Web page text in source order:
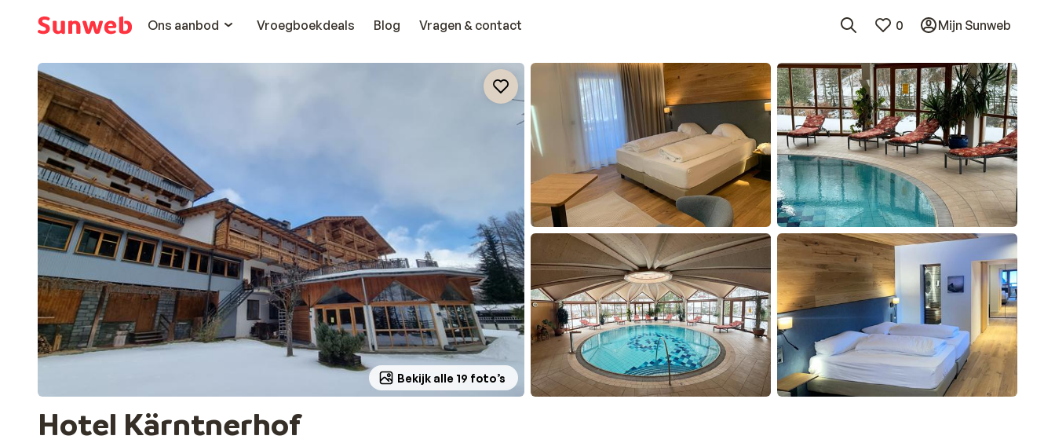
Ons aanbod
Vroegboekdeals Blog Vragen & contact 0 Mijn Sunweb
Bekijk alle 19 foto’s
Hotel Kärntnerhof